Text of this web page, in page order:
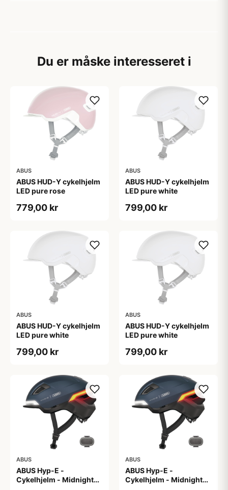
Du er måske interesseret i
ABUS
ABUS HUD-Y cykelhjelm
LED pure rose
779,00 kr
ABUS
ABUS HUD-Y cykelhjelm
LED pure white
799,00 kr
ABUS
ABUS HUD-Y cykelhjelm
LED pure white
799,00 kr
ABUS
ABUS HUD-Y cykelhjelm
LED pure white
799,00 kr
ABUS
ABUS Hyp-E -
Cykelhjelm - Midnight
ABUS
ABUS Hyp-E -
Cykelhjelm - Midnight